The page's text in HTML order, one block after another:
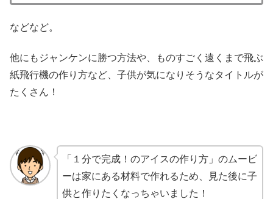
などなど。
他にもジャンケンに勝つ方法や、ものすごく遠くまで飛ぶ
紙飛行機の作り方など、子供が気になりそうなタイトルが
たくさん！
「１分で完成！のアイスの作り方」のムービ
ーは家にある材料で作れるため、見た後に子
供と作りたくなっちゃいました！